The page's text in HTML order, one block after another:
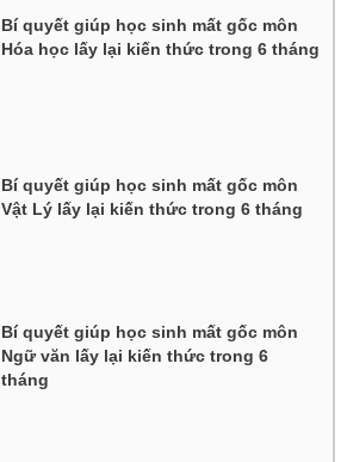
Bí quyết giúp học sinh mất gốc môn
Hóa học lấy lại kiến thức trong 6 tháng
Bí quyết giúp học sinh mất gốc môn
Vật Lý lấy lại kiến thức trong 6 tháng
Bí quyết giúp học sinh mất gốc môn
Ngữ văn lấy lại kiến thức trong 6
tháng